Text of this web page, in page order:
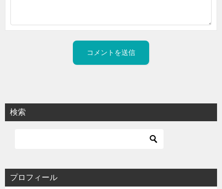
検索
プロフィール